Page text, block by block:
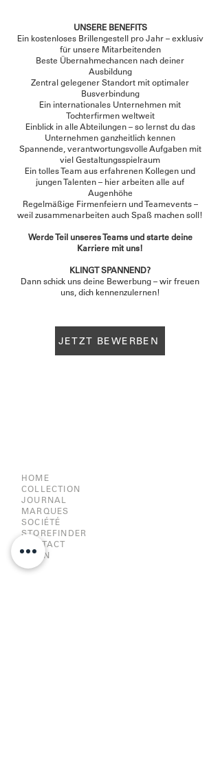
UNSERE BENEFITS
Ein kostenloses Brillengestell pro Jahr – exklusiv
für unsere Mitarbeitenden
Beste Übernahmechancen nach deiner
Ausbildung
Zentral gelegener Standort mit optimaler
Busverbindung
Ein internationales Unternehmen mit
Tochterfirmen weltweit
Einblick in alle Abteilungen – so lernst du das
Unternehmen ganzheitlich kennen
Spannende, verantwortungsvolle Aufgaben mit
viel Gestaltungsspielraum
Ein tolles Team aus erfahrenen Kollegen und
jungen Talenten – hier arbeiten alle auf
Augenhöhe
Regelmäßige Firmenfeiern und Teamevents –
weil zusammenarbeiten auch Spaß machen soll!
Werde Teil unseres Teams und starte deine
Karriere mit uns!
KLINGT SPANNEND?
Dann schick uns deine Bewerbung – wir freuen
uns, dich kennenzulernen!
JETZT BEWERBEN
HOME
COLLECTION
JOURNAL
MARQUES
SOCIÉTÉ
STOREFINDER
CONTACT
LOGIN